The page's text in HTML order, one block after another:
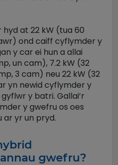
at 22 kW (tua 60
ond caiff cyflymder y
y car ei hun a allai
un cam), 7.2 kW (32
3 cam) neu 22 kW (32
yn newid cyflymder y
y batri. Gallai’r
y gwefru os oes
ar yr un pryd.
gwefru?